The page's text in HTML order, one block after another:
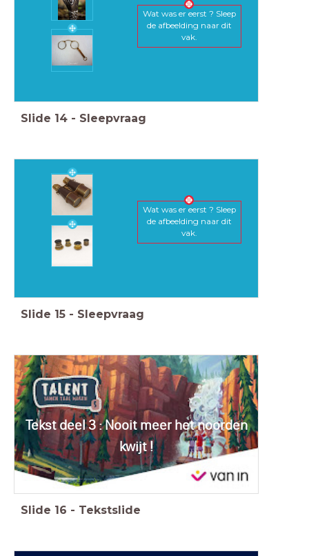
Wat was er eerst ? Sleep
de afbeelding naar dit
vak.
Slide 14 - Sleepvraag
Wat was er eerst ? Sleep
de afbeelding naar dit
vak.
Slide 15 - Sleepvraag
Tekst deel 3 : Nooit meer het noorden
kwijt !
Slide 16 - Tekstslide